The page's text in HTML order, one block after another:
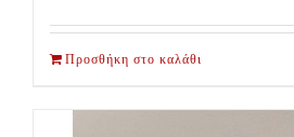
Προσθήκη στο καλάθι